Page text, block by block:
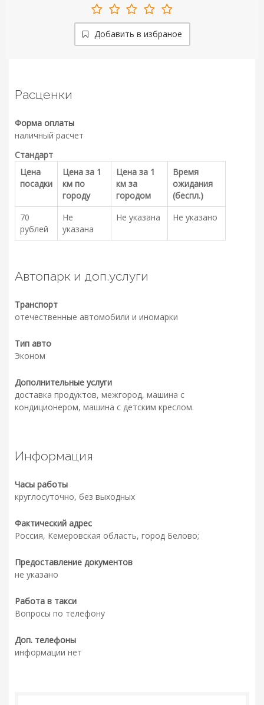
Добавить в избраное
Расценки
Форма оплаты
наличный расчет
Стандарт
Цена
посадки
Цена за 1
км по
городу
Цена за 1
км за
городом
Время
ожидания
(беспл.)
70
рублей
Не
указана
Не указана Не указано
Автопарк и доп.услуги
Транспорт
отечественные автомобили и иномарки
Тип авто
Эконом
Дополнительные услуги
доставка продуктов, межгород, машина с
кондиционером, машина с детским креслом.
Информация
Часы работы
круглосуточно, без выходных
Фактический адрес
Россия, Кемеровская область, город Белово;
Предоставление документов
не указано
Работа в такси
Вопросы по телефону
Доп. телефоны
информации нет